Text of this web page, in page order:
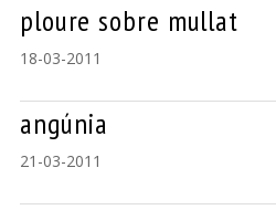
ploure sobre mullat
18-03-2011
angúnia
21-03-2011